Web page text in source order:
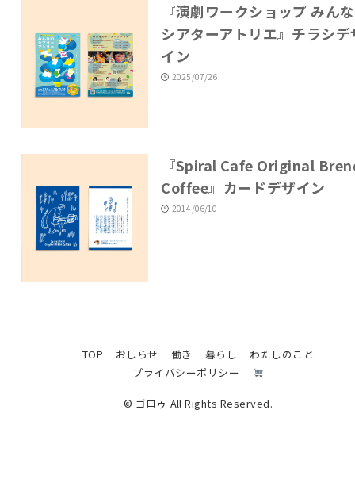
『演劇ワークショップ みん
シアターアトリエ』チラシデ
イン
2025/07/26
『Spiral Cafe Original
Coffee』カードデザイン
2014/06/10
TOP おしらせ 働き 暮らし
わたしのこと
プライバシーポリシー
© ゴロゥ All Rights Reserved.